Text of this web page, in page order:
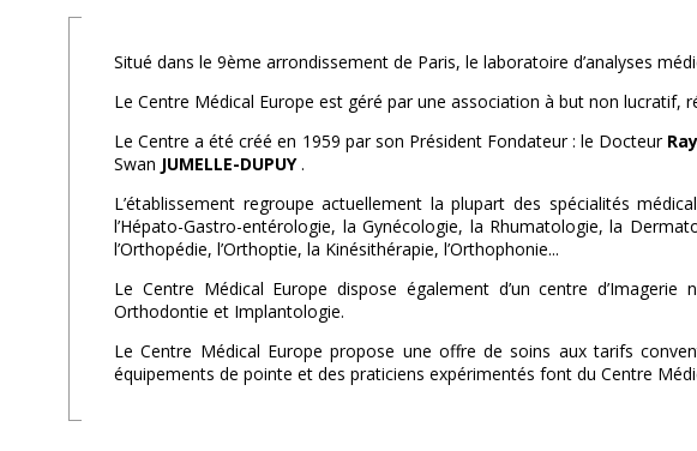
Situé dans le 9ème arrondissement de Paris, le laboratoire d’analyses
Le Centre Médical Europe est géré par une association à but non lucratif,
Le Centre a été créé en 1959 par son Président Fondateur : le Docteur
Swan JUMELLE-DUPUY .
L’établissement regroupe actuellement la plupart des spécialités
l’Hépato-Gastro-entérologie, la Gynécologie, la Rhumatologie, la
l’Orthopédie, l’Orthoptie, la Kinésithérapie, l’Orthophonie...
Le Centre Médical Europe dispose également d’un centre
Orthodontie et Implantologie.
Le Centre Médical Europe propose une offre de soins aux tarifs
équipements de pointe et des praticiens expérimentés font du Centre